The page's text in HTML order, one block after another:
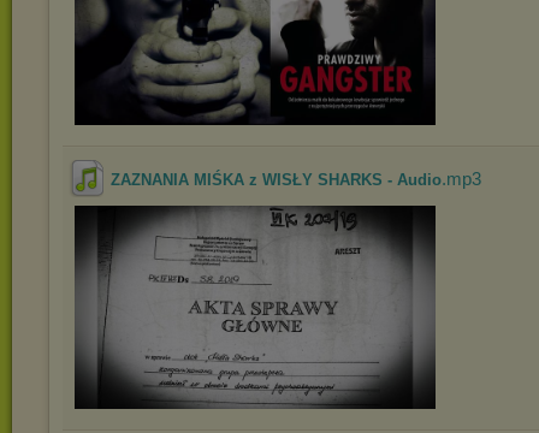
ZAZNANIA MIŚKA z WISŁY SHARKS - Audio.mp3